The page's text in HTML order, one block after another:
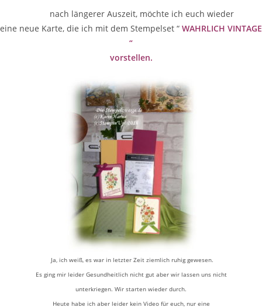
nach längerer Auszeit, möchte ich euch wieder
eine neue Karte, die ich mit dem Stempelset “ WAHRLICH VINTAGE
“
vorstellen.
Ja, ich weiß, es war in letzter Zeit ziemlich ruhig gewesen.
Es ging mir leider Gesundheitlich nicht gut aber wir lassen uns nicht
unterkriegen. Wir starten wieder durch.
Heute habe ich aber leider kein Video für euch, nur eine